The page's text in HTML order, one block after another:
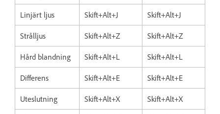
Linjärt ljus Skift+Alt+J Skift+Alt+J
Strålljus Skift+Alt+Z Skift+Alt+Z
Hård blandning Skift+Alt+L Skift+Alt+L
Differens Skift+Alt+E Skift+Alt+E
Uteslutning Skift+Alt+X Skift+Alt+X